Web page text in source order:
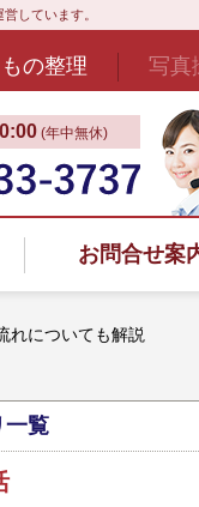
しています。
もの整理 写真
(年中無休)
お問合せ案
れについても解説
一覧